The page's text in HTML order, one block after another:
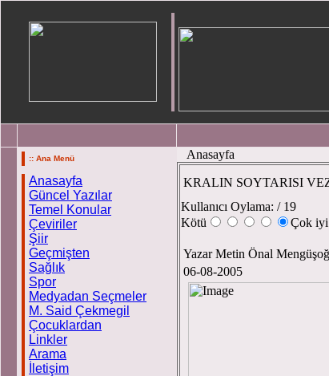
:: Ana Menü
Anasayfa
Güncel Yazılar
Temel Konular
Çeviriler
Şiir
Geçmişten
Sağlık
Spor
Medyadan Seçmeler
M. Said Çekmegil
Çocuklardan
Linkler
Arama
İletişim
Anasayfa
KRALIN SOYTARISI
Kullanıcı Oylama: / 19
Kötü
Çok iyi
Yazar Metin Önal
06-08-2005